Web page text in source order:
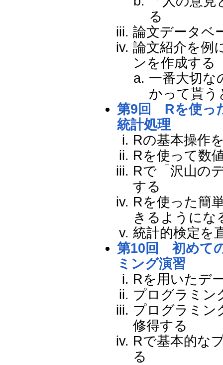
る
論文データベ
論文紹介を例
ンを作成する
一番大切な
かって貰う
第9回 Rを使っ
統計処理
Rの基本操作
Rを使って数
Rで「沢山の
する
Rを使った簡
きるようにな
統計的検定を
第10回 初めて
ミング演習
Rを用いたデ
プログラミン
プログラミン
修得する
Rで基本的な
る